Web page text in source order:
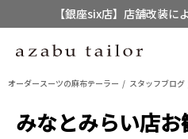
【店舗限定】レディ
8/12~8/16 夏季
オーダースーツの麻布テーラー スタッフブログ
みなとみらい店